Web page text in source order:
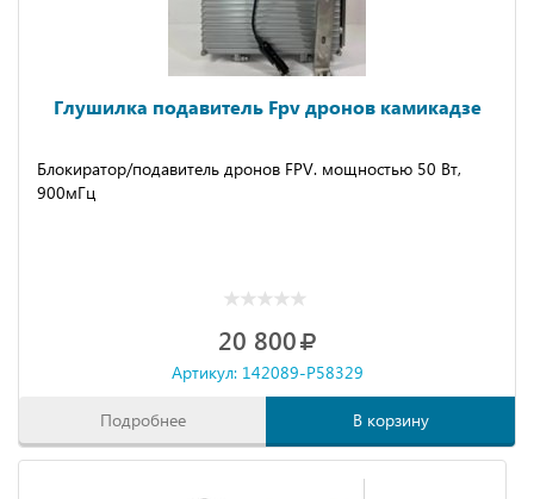
Глушилка подавитель Fpv дронов камикадзе
Блокиpaтop/пoдaвитель дронов FРV. мoщноcтью 50 Вт,
900мГц
20 800
Артикул: 142089-P58329
Подробнее В корзину